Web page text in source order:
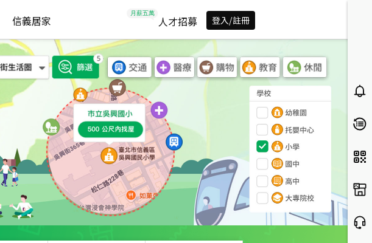
信義居家 人才招募 登入/註冊